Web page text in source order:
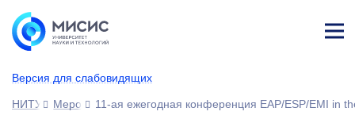
Версия для слабовидящих
ине
НИТУ МИСИСМероприятия11-ая ежегодная конференция EAP/ESP/EMI in